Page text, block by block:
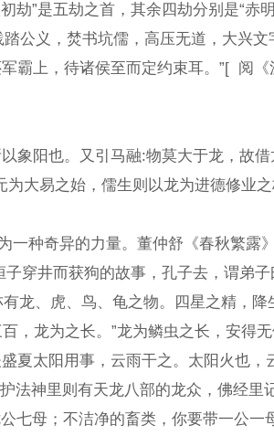
是五劫之首，其余四劫分别是“
，焚书坑儒，高压无道，大
!且吾所以还军霸上，待诸
也。又引马融:物莫大于龙，
为大易之始，儒生则以龙为进德修业
蛇，腹 虎须、
种奇异的力量。董仲舒《春秋
井而获狗的故事，孔子去，谓
、虎、鸟、龟之物。四星之精
为之长。”龙为鳞虫之长，安得
太阳用事，云雨干之。太阳火
里则有天龙八部的龙众，佛经
母；不洁净的畜类，你要带一